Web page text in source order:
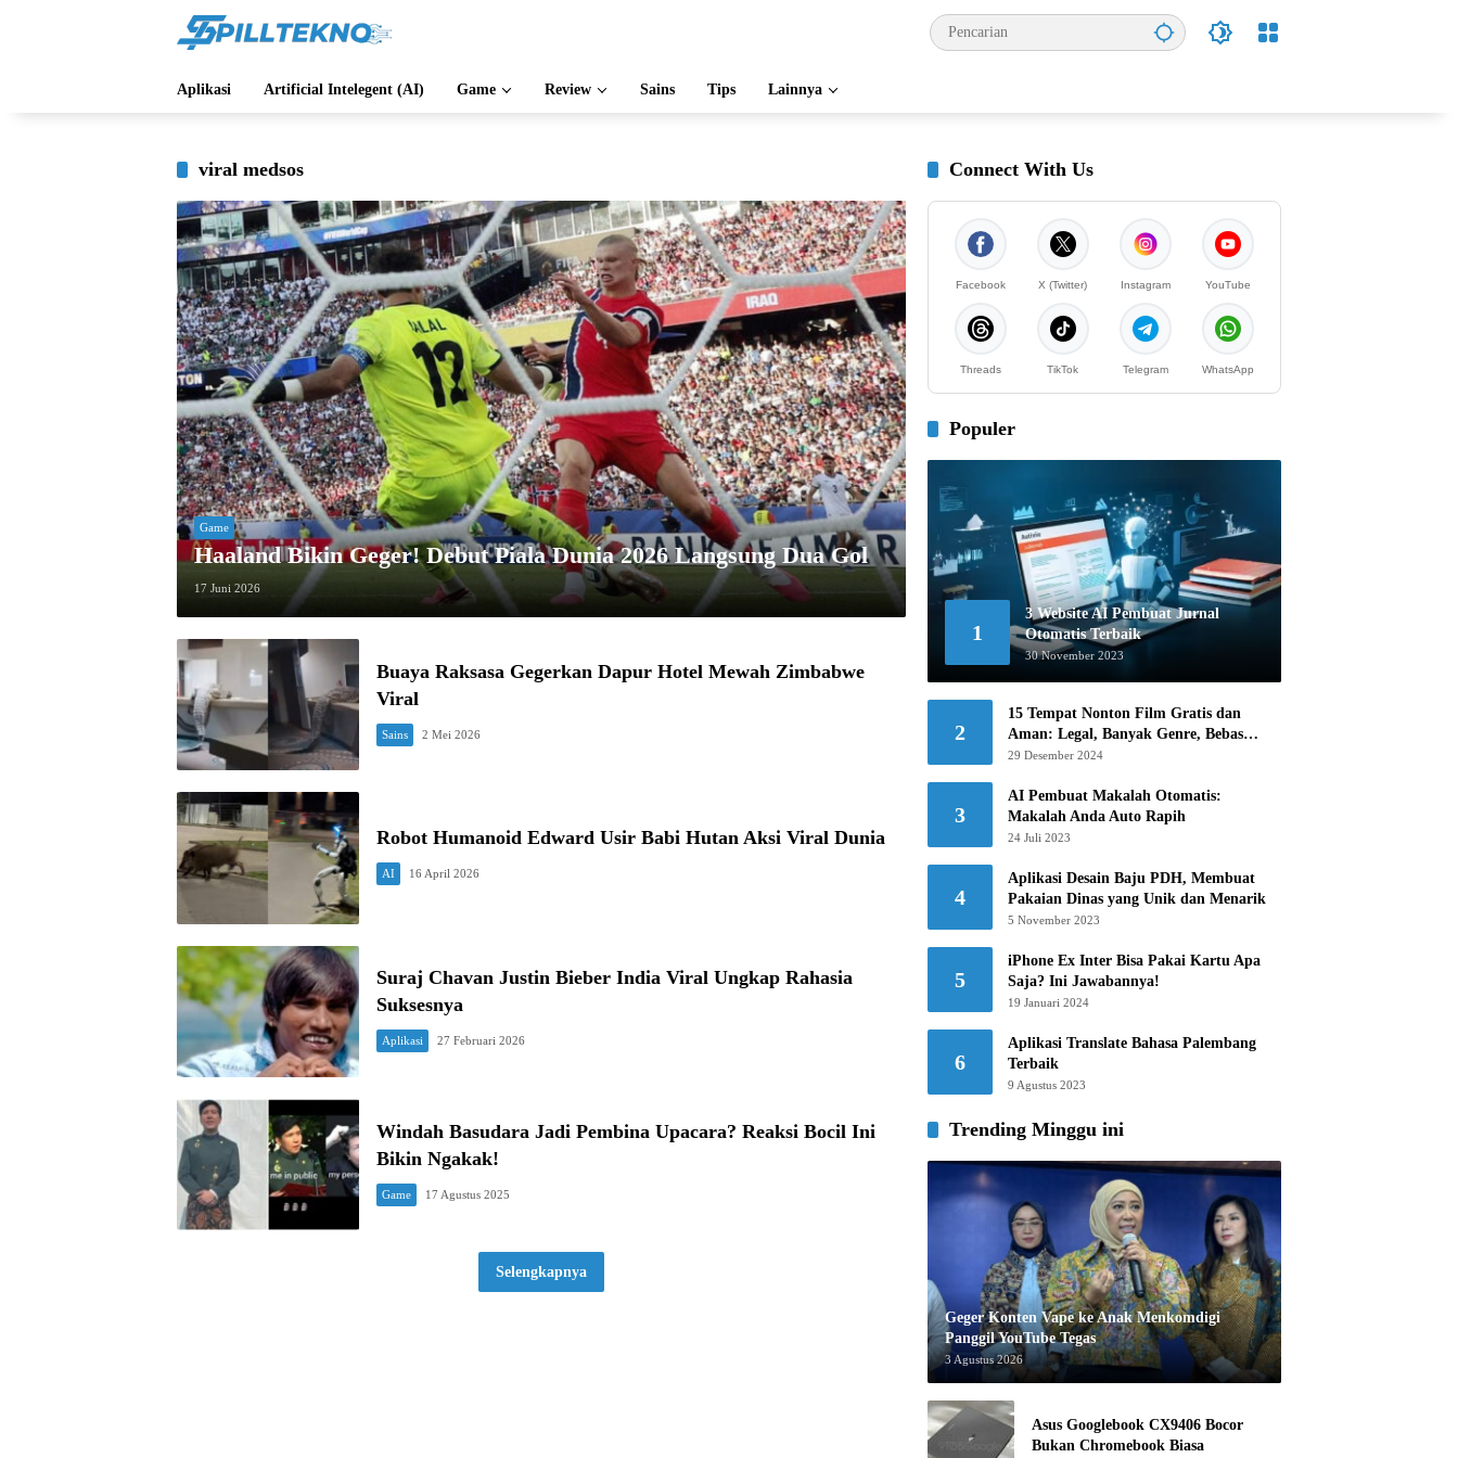
Aplikasi Artificial Intelegent (AI) Game Review Sains Tips Lainnya
viral medsos
Game
Haaland Bikin Geger! Debut Piala Dunia 2026 Langsung Dua Gol
17 Juni 2026
Buaya Raksasa Gegerkan Dapur Hotel Mewah Zimbabwe
Viral
Sains 2 Mei 2026
Robot Humanoid Edward Usir Babi Hutan Aksi Viral Dunia
AI 16 April 2026
Suraj Chavan Justin Bieber India Viral Ungkap Rahasia
Suksesnya
Aplikasi 27 Februari 2026
Windah Basudara Jadi Pembina Upacara? Reaksi Bocil Ini
Bikin Ngakak!
Game 17 Agustus 2025
Selengkapnya
Connect With Us
Facebook X (Twitter) Instagram YouTube
Threads TikTok Telegram WhatsApp
Populer
1
3 Website AI Pembuat Jurnal
Otomatis Terbaik
30 November 2023
2
15 Tempat Nonton Film Gratis dan
Aman: Legal, Banyak Genre, Bebas
Khawatir!
29 Desember 2024
3
AI Pembuat Makalah Otomatis:
Makalah Anda Auto Rapih
24 Juli 2023
4
Aplikasi Desain Baju PDH, Membuat
Pakaian Dinas yang Unik dan Menarik
5 November 2023
5
iPhone Ex Inter Bisa Pakai Kartu Apa
Saja? Ini Jawabannya!
19 Januari 2024
6
Aplikasi Translate Bahasa Palembang
Terbaik
9 Agustus 2023
Trending Minggu ini
Geger Konten Vape ke Anak Menkomdigi
Panggil YouTube Tegas
3 Agustus 2026
Asus Googlebook CX9406 Bocor
Bukan Chromebook Biasa